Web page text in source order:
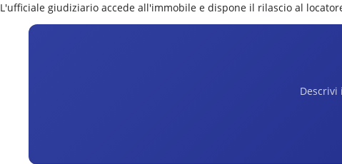
L'ufficiale giudiziario accede all'immobile e dispone il rilascio al
Descrivi